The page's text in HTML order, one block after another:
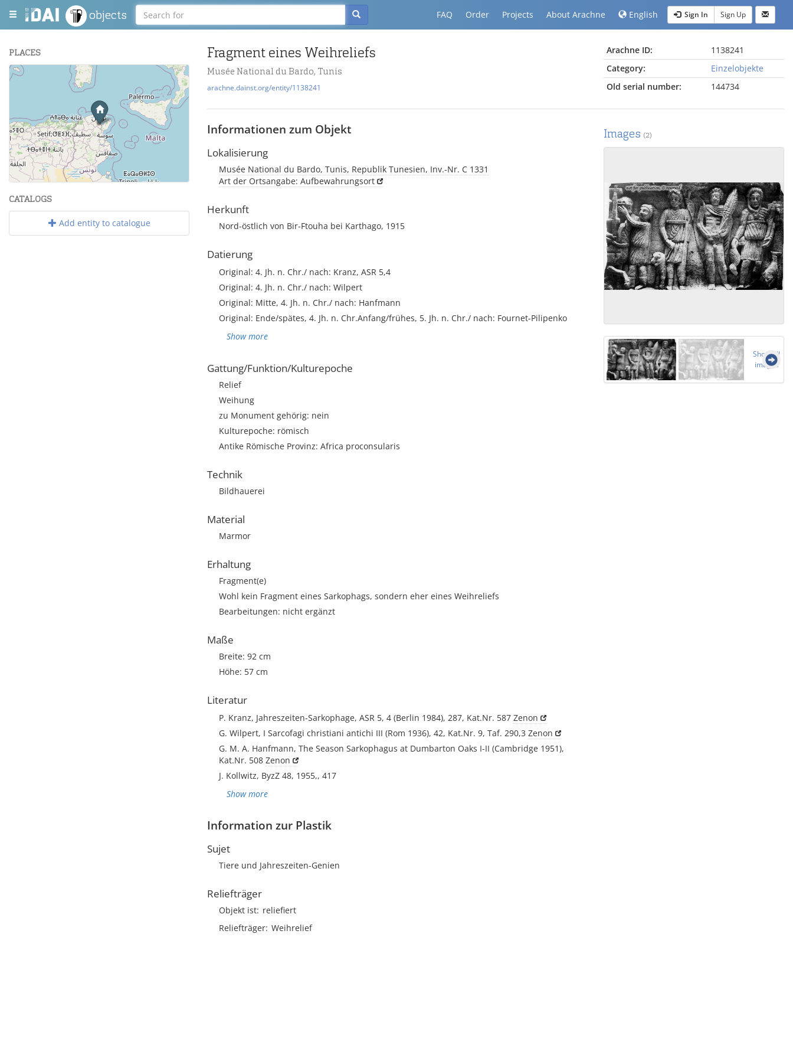
objects FAQ Order Projects About Arachne English Sign In Sign Up
PLACES
+
Leaflet| Maps and Data ©OpenStreetMap
CATALOGS
Add entity to catalogue
Fragment eines Weihreliefs
Musée National du Bardo, Tunis
arachne.dainst.org/entity/1138241
Arachne ID:
1138241
Category:
Einzelobjekte
Old serial number:
144734
Informationen zum Objekt
Lokalisierung
Musée National du Bardo, Tunis, Republik Tunesien, Inv.-Nr. C 1331
Art der Ortsangabe: Aufbewahrungsort
Herkunft
Nord-östlich von Bir-Ftouha bei Karthago, 1915
Datierung
Original: 4. Jh. n. Chr./ nach: Kranz, ASR 5,4
Original: 4. Jh. n. Chr./ nach: Wilpert
Original: Mitte, 4. Jh. n. Chr./ nach: Hanfmann
Original: Ende/spätes, 4. Jh. n. Chr.Anfang/frühes, 5. Jh. n. Chr./ nach: Fournet-Pilipenko
Show more
Gattung/Funktion/Kulturepoche
Relief
Weihung
zu Monument gehörig: nein
Kulturepoche: römisch
Antike Römische Provinz: Africa proconsularis
Technik
Bildhauerei
Material
Marmor
Erhaltung
Fragment(e)
Wohl kein Fragment eines Sarkophags, sondern eher eines Weihreliefs
Bearbeitungen: nicht ergänzt
Maße
Breite: 92 cm
Höhe: 57 cm
Literatur
P. Kranz, Jahreszeiten-Sarkophage, ASR 5, 4 (Berlin 1984), 287, Kat.Nr. 587 Zenon
G. Wilpert, I Sarcofagi christiani antichi III (Rom 1936), 42, Kat.Nr. 9, Taf. 290,3 Zenon
G. M. A. Hanfmann, The Season Sarkophagus at Dumbarton Oaks I-II (Cambridge 1951),
Kat.Nr. 508 Zenon
J. Kollwitz, ByzZ 48, 1955,, 417
Show more
Information zur Plastik
Sujet
Tiere und Jahreszeiten-Genien
Reliefträger
Objekt ist reliefiert
Reliefträger Weihrelief
Images (2)
Show all
images